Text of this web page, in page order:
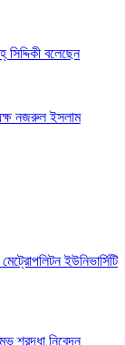
সিদ্দিকী বলেছেন
নজরুল ইসলাম
ইউনিভার্সিটি
শ্রদ্ধা নিবেদন